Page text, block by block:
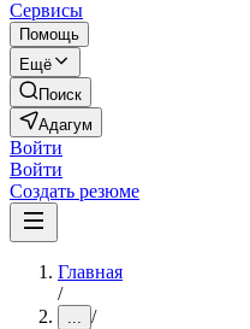
Сервисы
Помощь
Ещё
Поиск
Адагум
Войти
Войти
Создать резюме
Главная
/
... /